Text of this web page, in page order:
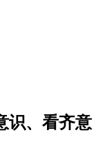
识、看齐意